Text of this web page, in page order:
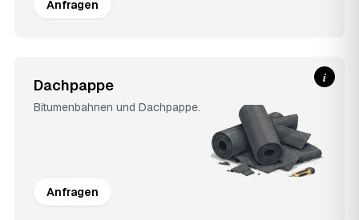
Anfragen
Dachpappe
Bitumenbahnen und Dachpappe.
Anfragen
i